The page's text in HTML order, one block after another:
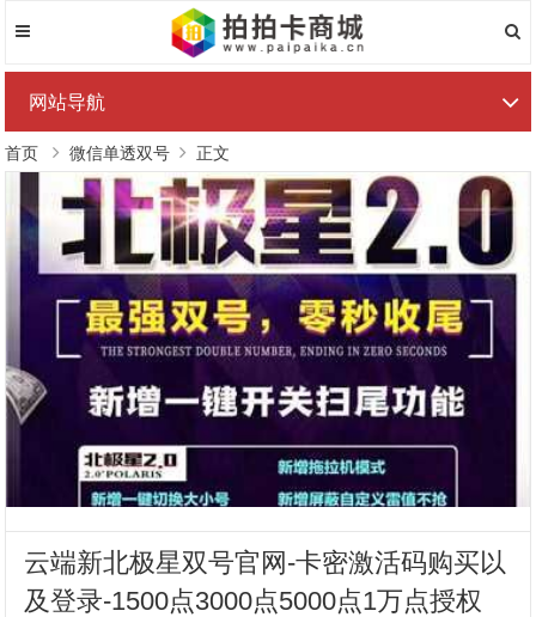
网站导航
首页 微信单透双号 正文
云端新北极星双号官网-卡密激活码购买以
及登录-1500点3000点5000点1万点授权